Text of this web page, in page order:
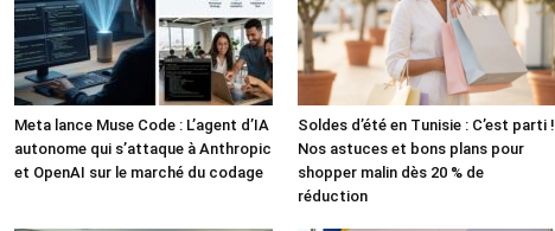
Meta lance Muse Code : L’agent d’IA
autonome qui s’attaque à Anthropic
et OpenAI sur le marché du codage
Soldes d’été en Tunisie : C’est parti !
Nos astuces et bons plans pour
shopper malin dès 20 % de
réduction